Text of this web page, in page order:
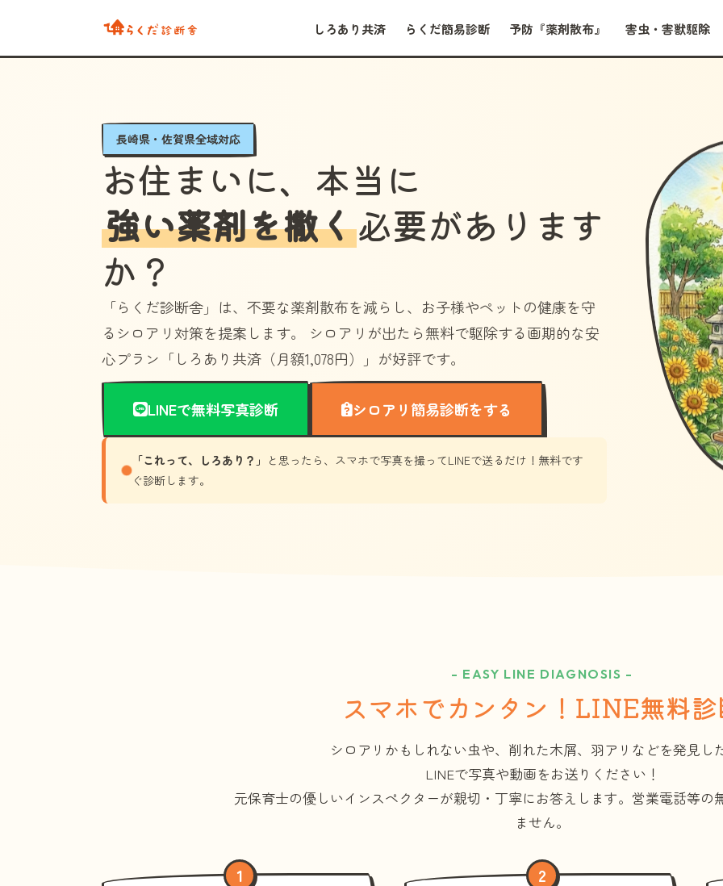
しろあり共済 らくだ簡易診断 予防『薬剤散布』 害虫・害獣駆除
長崎県・佐賀県全域対応
お住まいに、本当に
強い薬剤を撒く必要があります
か？
「らくだ診断舎」 は、不要な薬剤散布を減らし、お子様やペットの健康を守
るシロアリ対策を提案します。 シロアリが出たら無料で駆除する画期的な安
心プラン 「しろあり共済（月額1,078円）」 が好評です。
LINEで無料写真診断 シロアリ簡易診断をする
「これって、しろあり？」 と思ったら、スマホで写真を撮ってLINEで送るだけ！無料です
ぐ診断します。
- EASY LINE DIAGNOSIS -
スマホでカンタン！LINE無料
シロアリかもしれない虫や、削れた木屑、羽アリなどを発見し
LINEで写真や動画をお送りください！
元保育士の優しいインスペクターが親切・丁寧にお答えします。 営業電話等の
ません。
1 2